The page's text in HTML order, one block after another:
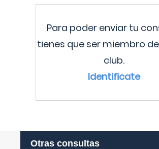
Para poder enviar tu
tienes que ser miembro de
club.
Identificate
Otras consultas